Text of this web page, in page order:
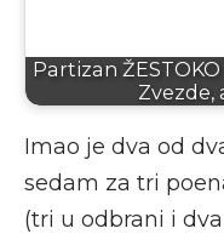
Partizan
Zvezde,
Imao je dva od
sedam za tri
(tri u odbrani i